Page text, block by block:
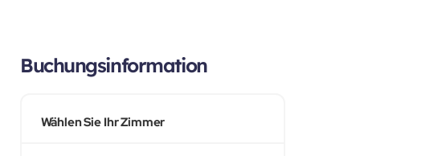
Buchungsinformation
Wählen Sie Ihr Zimmer